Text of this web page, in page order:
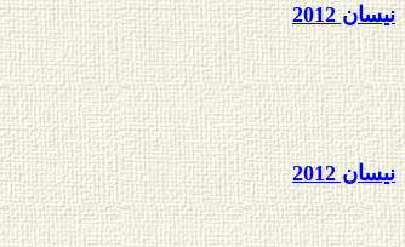
نيسان 2012
نيسان 2012